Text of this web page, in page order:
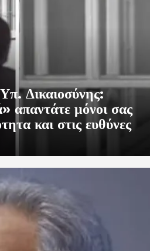
Δικαιοσύνης:
απαντάτε μόνοι σας
και στις ευθύνες